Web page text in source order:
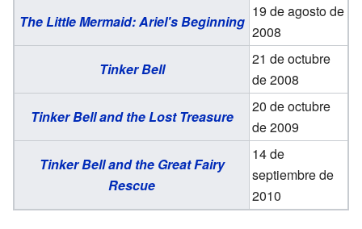
The Little Mermaid: Ariel's Beginning
19 de agosto de
2008
Tinker Bell
21 de octubre
de 2008
Tinker Bell and the Lost Treasure
20 de octubre
de 2009
Tinker Bell and the Great Fairy
Rescue
14 de
septiembre de
2010